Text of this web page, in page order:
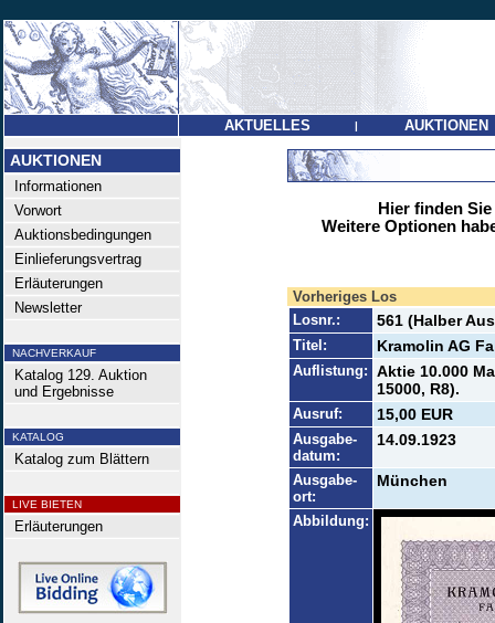
AKTUELLES | AUKTIONEN
AUKTIONEN
Informationen
Vorwort
Auktionsbedingungen
Einlieferungsvertrag
Erläuterungen
Newsletter
NACHVERKAUF
Katalog 129. Auktion
und Ergebnisse
KATALOG
Katalog zum Blättern
LIVE BIETEN
Erläuterungen
Hier finden
Weitere Optionen
Vorheriges Los
Losnr.:
561 (Halber
Titel: Kramolin AG
Auflistung: Aktie 10.000
15000, R8).
Ausruf: 15,00 EUR
Ausgabe-
datum:
14.09.1923
Ausgabe-
ort:
München
Abbildung: